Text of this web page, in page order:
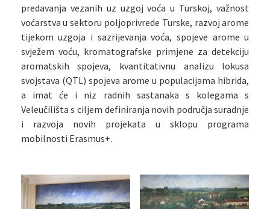
predavanja vezanih uz uzgoj voća u Turskoj, važnost
voćarstva u sektoru poljoprivrede Turske, razvoj arome
tijekom uzgoja i sazrijevanja voća, spojeve arome u
svježem voću, kromatografske primjene za detekciju
aromatskih spojeva, kvantitativnu analizu lokusa
svojstava (QTL) spojeva arome u populacijama hibrida,
a imat će i niz radnih sastanaka s kolegama s
Veleučilišta s ciljem definiranja novih područja suradnje
i razvoja novih projekata u sklopu programa
mobilnosti Erasmus+.